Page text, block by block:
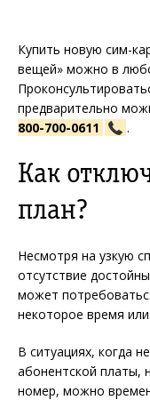
Купить новую сим-
вещей» можно в
предварительно
800-700-0611
.
Как
план?
Несмотря на узкую
отсутствие
может
некоторое время
В ситуациях, когда
абонентской платы,
номер, можно